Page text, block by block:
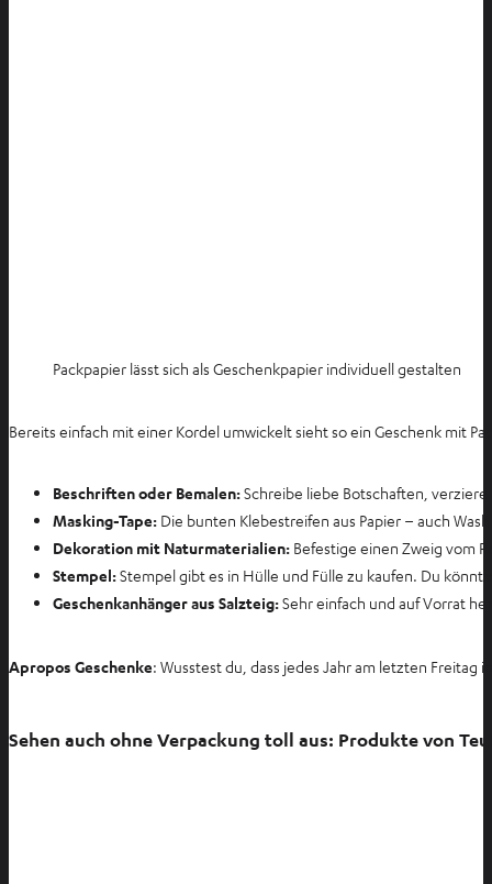
Packpapier lässt sich als Geschenkpapier individuell gestalten
Bereits einfach mit einer Kordel umwickelt sieht so ein Geschenk mit
Beschriften oder Bemalen:Schreibe liebe Botschaften,
Masking-Tape: Die bunten Klebestreifen aus Papier – auch
Dekoration mit Naturmaterialien: Befestige einen Zweig vom
Stempel:Stempel gibt es in Hülle und Fülle zu kaufen. Du
Geschenkanhänger aus Salzteig:Sehr einfach und auf Vorrat
Apropos Geschenke: Wusstest du, dass jedes Jahr am letzten
Sehen auch ohne Verpackung toll aus: Produkte von